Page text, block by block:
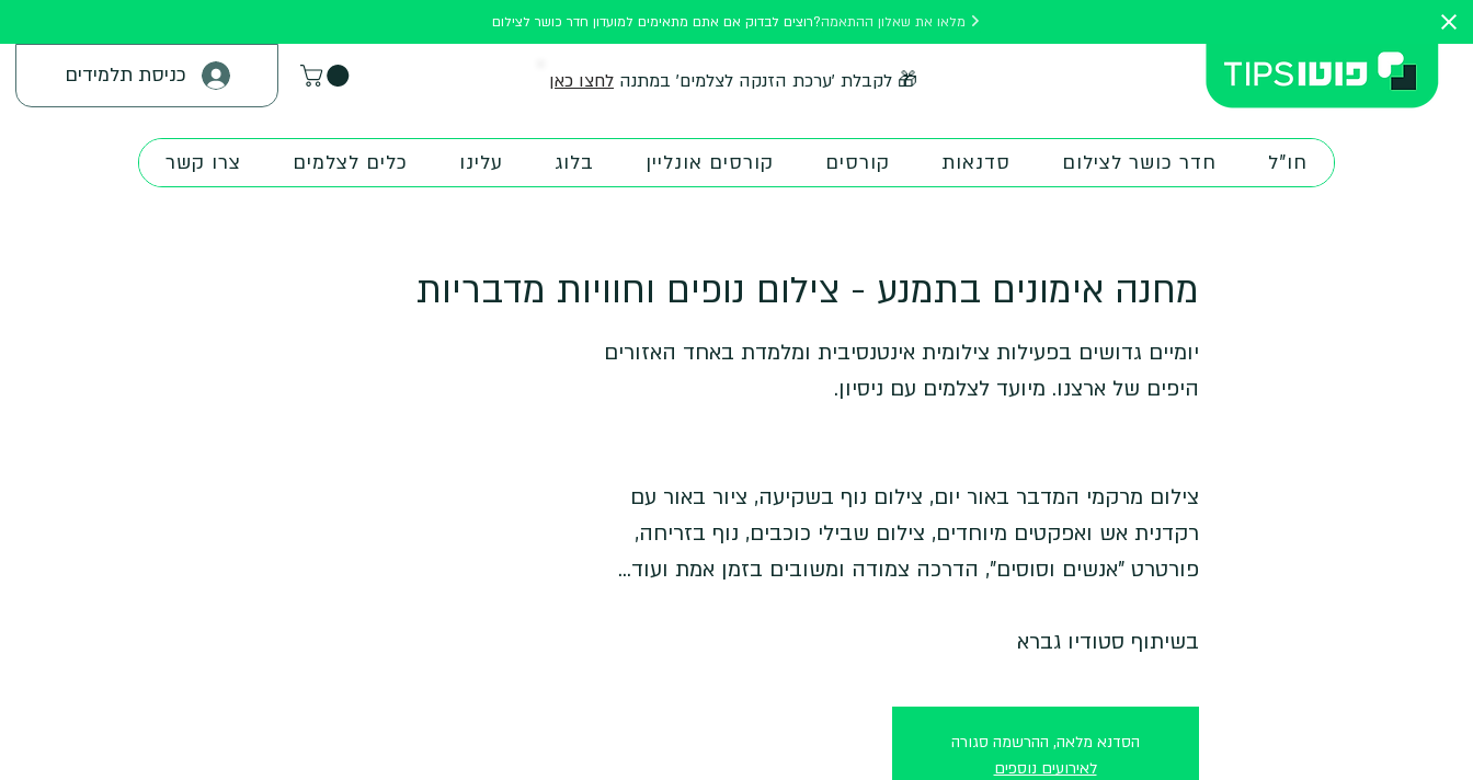
רוצים לבדוק אם אתם מתאימים למועדון חדר כושר לצילום?
כניסת תלמידים לחצו כאן 🎁 לקבלת 'ערכת הזנקה לצלמים' במתנה
חו"ל חדר כושר לצילום סדנאות קורסים קורסים אונליין בלוג עלינו כלים לצלמים צרו קשר
מחנה אימונים בתמנע - צילום נופים וחוויות מדבריות
יומיים גדושים בפעילות צילומית אינטנסיבית ומלמדת באחד האזורים
צילום מרקמי המדבר באור יום, צילום נוף בשקיעה, ציור באור עם
רקדנית אש ואפקטים מיוחדים, צילום שבילי כוכבים, נוף בזריחה,
בשיתוף סטודיו גברא
הסדנא מלאה, ההרשמה סגורה
לאירועים נוספים